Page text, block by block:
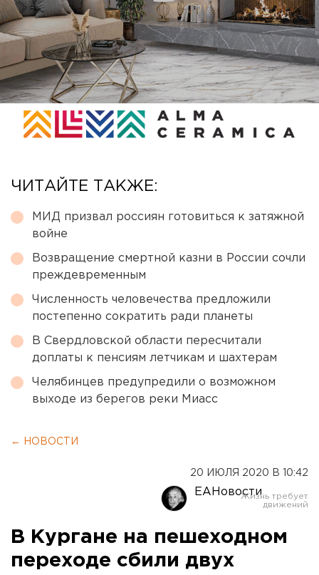
ЧИТАЙТЕ ТАКЖЕ:
МИД призвал россиян готовиться к затяжной
войне
Возвращение смертной казни в России сочли
преждевременным
Численность человечества предложили
постепенно сократить ради планеты
В Свердловской области пересчитали
доплаты к пенсиям летчикам и шахтерам
Челябинцев предупредили о возможном
выходе из берегов реки Миасс
← НОВОСТИ
20 ИЮЛЯ 2020 В 10:42
ЕАНовости
В Кургане на пешеходном
переходе сбили двух